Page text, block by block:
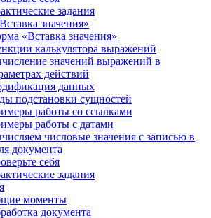
задания
значения»
«Вставка значения»
калькулятора выражений
значений выражений в
действий
данных
подстановки сущностей
работы со ссылками
работы с датами
числовые значения с записью в
документа
себя
задания
моменты
документа